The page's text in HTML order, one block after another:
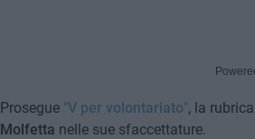
Prosegue "V per volontariato", la
Molfetta nelle sue sfaccettature.